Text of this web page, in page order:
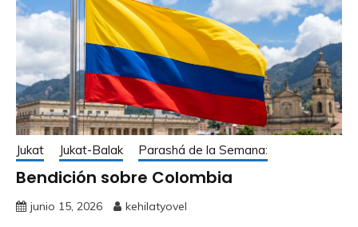
Jukat Jukat-Balak Parashá de la Semana:
Bendición sobre Colombia
junio 15, 2026 kehilatyovel